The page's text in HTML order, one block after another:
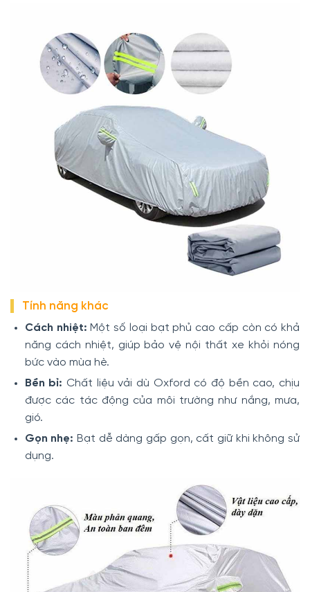
Tính năng khác
Cách nhiệt: Một số loại bạt phủ cao cấp còn có khả
năng cách nhiệt, giúp bảo vệ nội thất xe khỏi nóng
bức vào mùa hè.
Bền bỉ: Chất liệu vải dù Oxford có độ bền cao, chịu
được các tác động của môi trường như nắng, mưa,
gió.
Gọn nhẹ: Bạt dễ dàng gấp gọn, cất giữ khi không sử
dụng.